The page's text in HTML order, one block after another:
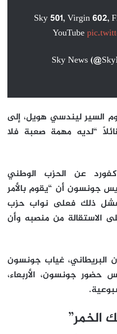
Sky 501, Virgin 602,
YouTube
السير ليندسي هويل، إلى
“لديه مهمة صعبة فلا
عن الحزب الوطني
جونسون أن “يقوم بالأمر
فشل ذلك فعلى نواب حزب
الاستقالة من منصبه وأن
البريطاني، غياب جونسون
حضور جونسون، الأربعاء،
الخمر”